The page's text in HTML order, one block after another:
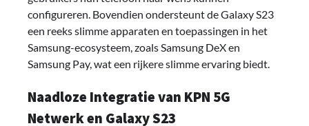
configureren. Bovendien ondersteunt de Galaxy S23
een reeks slimme apparaten en toepassingen in het
Samsung-ecosysteem, zoals Samsung DeX en
Samsung Pay, wat een rijkere slimme ervaring biedt.
Naadloze Integratie van KPN 5G
Netwerk en Galaxy S23